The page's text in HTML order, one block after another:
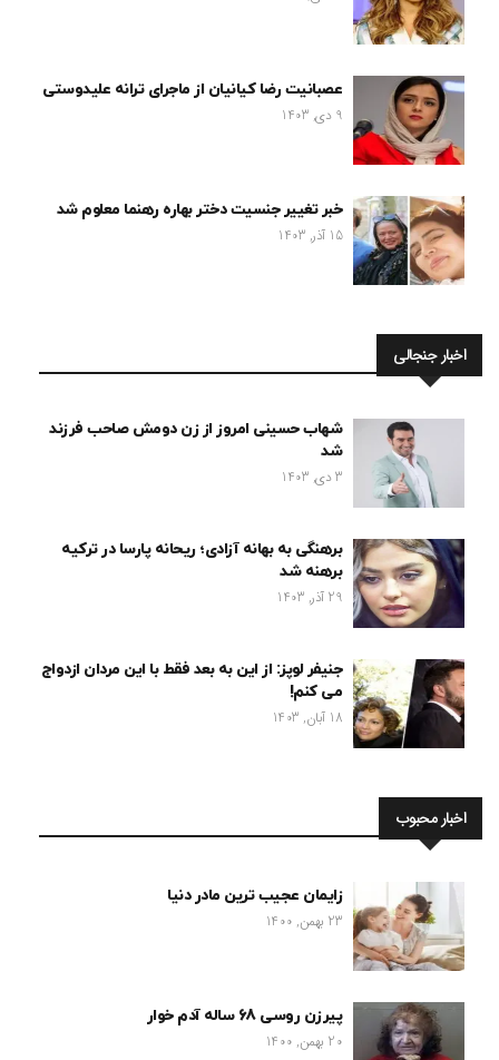
عصبانیت رضا کیانیان از ماجرای ترانه علیدوستی
9 دی, 1403
خبر تغییر جنسیت دختر بهاره رهنما معلوم شد
15 آذر, 1403
اخبار جنجالی
شهاب حسینی امروز از زن دومش صاحب فرزند
شد
3 دی, 1403
برهنگی به بهانه آزادی؛ ریحانه پارسا در ترکیه
برهنه شد
29 آذر, 1403
جنیفر لوپز: از این به بعد فقط با این مردان ازدواج
می کنم!
18 آبان, 1403
اخبار محبوب
زایمان عجیب ترین مادر دنیا
23 بهمن, 1400
پیرزن روسی 68 ساله آدم خوار
20 بهمن, 1400